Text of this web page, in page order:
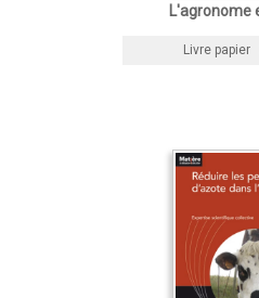
L'agronome
Livre papier